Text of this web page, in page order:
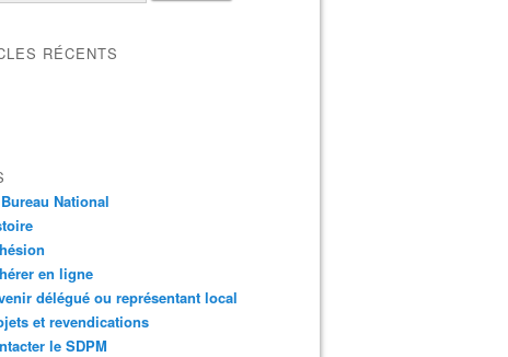
RÉCENTS
National
en ligne
délégué ou représentant local
et revendications
le SDPM